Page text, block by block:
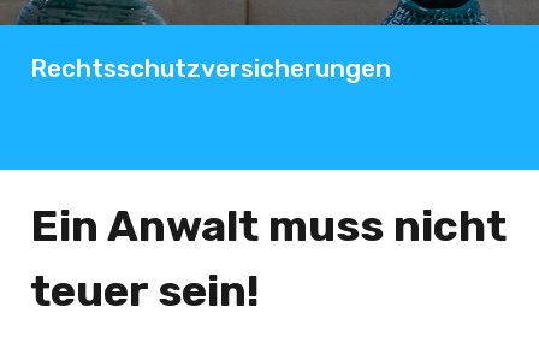
Rechtsschutzversicherungen
Ein Anwalt muss nicht
teuer sein!